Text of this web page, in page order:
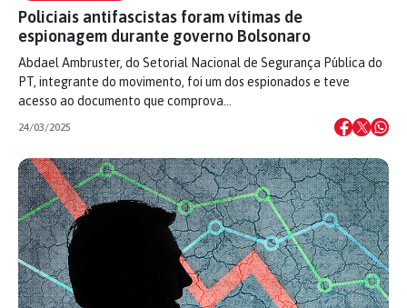
Policiais antifascistas foram vítimas de
espionagem durante governo Bolsonaro
Abdael Ambruster, do Setorial Nacional de Segurança Pública do
PT, integrante do movimento, foi um dos espionados e teve
acesso ao documento que comprova…
24/03/2025